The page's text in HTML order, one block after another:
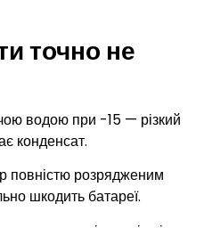
точно не
водою при -15 — різкий
конденсат.
повністю розрядженим
шкодить батареї.